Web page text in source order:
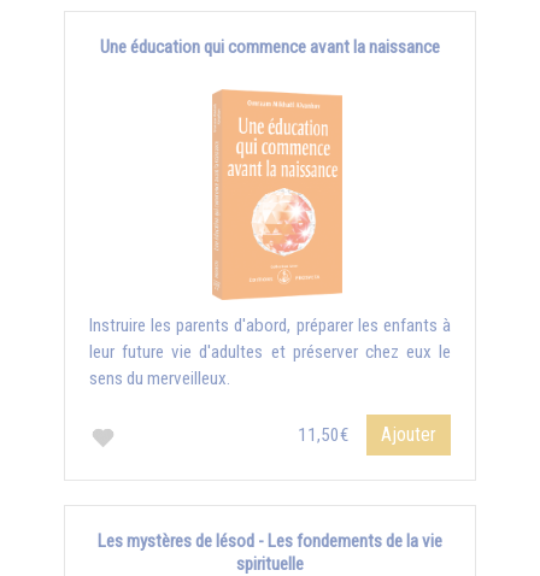
Une éducation qui commence avant la naissance
Instruire les parents d'abord, préparer les enfants à
leur future vie d'adultes et préserver chez eux le
sens du merveilleux.
11,50€ Ajouter
Les mystères de Iésod - Les fondements de la vie
spirituelle